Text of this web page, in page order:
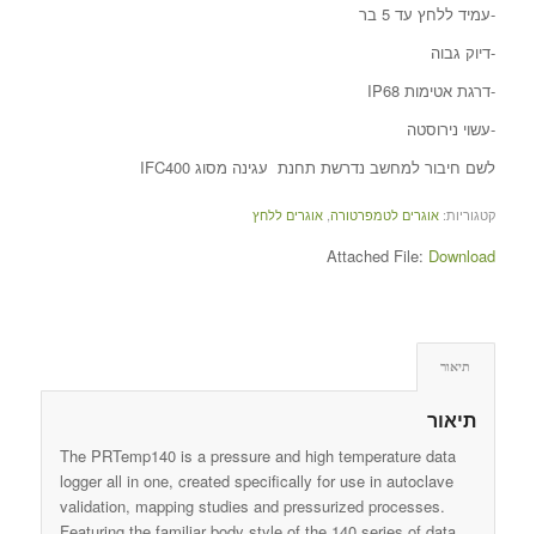
-עמיד ללחץ עד 5 בר
-דיוק גבוה
-דרגת אטימות IP68
-עשוי נירוסטה
לשם חיבור למחשב נדרשת תחנת עגינה מסוג IFC400
קטגוריות: אוגרים לטמפרטורה, אוגרים ללחץ
Attached File: Download
תיאור
תיאור
The PRTemp140 is a pressure and high temperature data
logger all in one, created specifically for use in autoclave
validation, mapping studies and pressurized processes.